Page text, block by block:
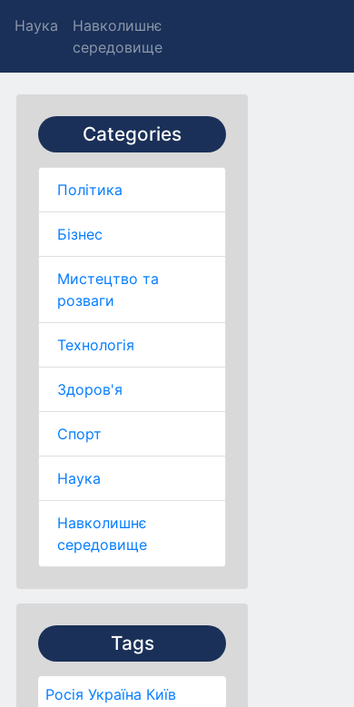
Наука
Навколишнє
середовище
Categories
Політика
Бізнес
Мистецтво та
розваги
Технологія
Здоров'я
Спорт
Наука
Навколишнє
середовище
Tags
Росія Україна Київ